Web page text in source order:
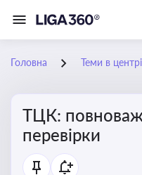
Головна Теми в
ТЦК:
перевірки